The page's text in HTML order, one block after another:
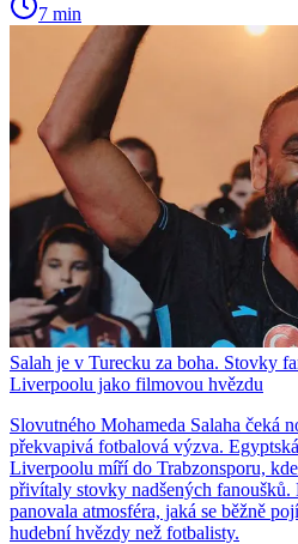
7 min
Salah je v Turecku za boha. Stovky
Liverpoolu jako filmovou hvězdu
Slovutného Mohameda Salaha čeká
překvapivá fotbalová výzva.
Liverpoolu míří do Trabzonsporu,
přivítaly stovky nadšených fanoušků.
panovala atmosféra, jaká se běžně
hudební hvězdy než fotbalisty.